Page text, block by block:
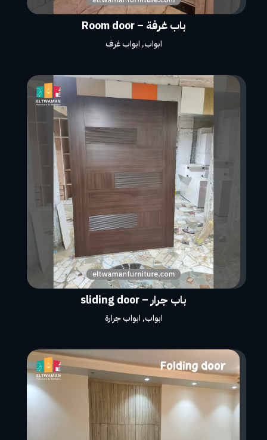
باب غرفة – Room door
ابواب, ابواب غرف
باب جرار – sliding door
ابواب, ابواب جرارة